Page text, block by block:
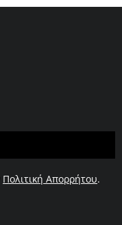
Πολιτική Απορρήτου.